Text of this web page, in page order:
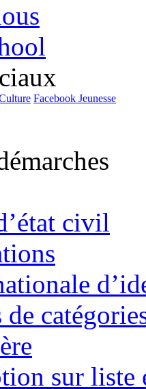
Facebook Jeunesse
civil
de
sur liste